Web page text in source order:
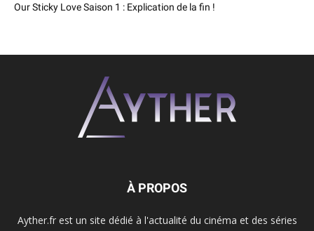
Our Sticky Love Saison 1 : Explication de la fin !
À PROPOS
Ayther.fr est un site dédié à l'actualité du cinéma et des séries